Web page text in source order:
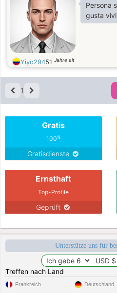
Persona
gusta
Yiyo29451 Jahre alt
1
Gratis
100%
Gratisdienste
Ernsthaft
Top-Profile
Geprüft
Unterstütze uns für
Treffen nach Land
Frankreich Deutschland